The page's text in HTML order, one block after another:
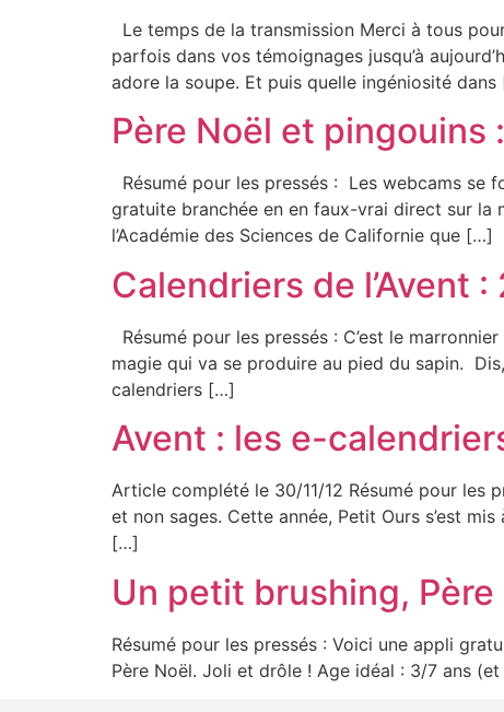
Le temps de la transmission Merci à tous
parfois dans vos témoignages jusqu’à
adore la soupe. Et puis quelle ingéniosité
Père Noël et pingouins
Résumé pour les pressés : Les webcams se
gratuite branchée en en faux-vrai direct sur la
l’Académie des Sciences de Californie que […]
Calendriers de l’Avent
Résumé pour les pressés : C’est le
magie qui va se produire au pied du sapin.
calendriers […]
Avent : les e-
Article complété le 30/11/12 Résumé pour les
et non sages. Cette année, Petit Ours s’est
[…]
Un petit brushing, Père
Résumé pour les pressés : Voici une appli
Père Noël. Joli et drôle ! Age idéal : 3/7 ans